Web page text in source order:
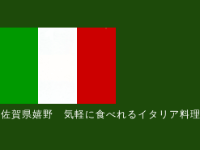
佐賀県嬉野 気軽に食べれるイタリア料理